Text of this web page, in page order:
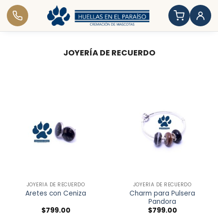
JOYERÍA DE RECUERDO
JOYERÍA DE RECUERDO
Aretes con Ceniza
$799.00
JOYERÍA DE RECUERDO
Charm para Pulsera
Pandora
$799.00